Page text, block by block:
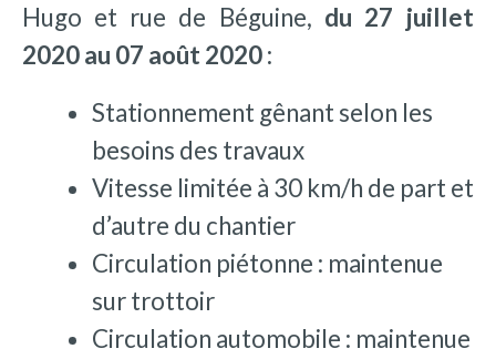
Hugo et rue de Béguine, du 27 juillet
2020 au 07 août 2020 :
Stationnement gênant selon les
besoins des travaux
Vitesse limitée à 30 km/h de part et
d’autre du chantier
Circulation piétonne : maintenue
sur trottoir
Circulation automobile : maintenue